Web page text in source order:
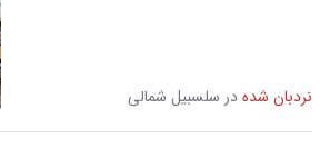
نردبان شدهدر سلسبیل شمالی